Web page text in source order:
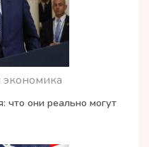
что они реально могут